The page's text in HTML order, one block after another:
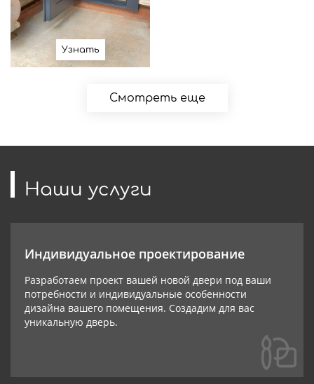
Узнать
Смотреть еще
Наши услуги
Индивидуальное проектирование
Разработаем проект вашей новой двери под ваши
потребности и индивидуальные особенности
дизайна вашего помещения. Создадим для вас
уникальную дверь.